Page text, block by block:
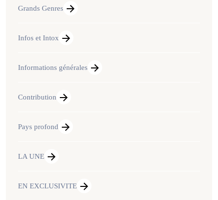
Grands Genres
Infos et Intox
Informations générales
Contribution
Pays profond
LA UNE
EN EXCLUSIVITE